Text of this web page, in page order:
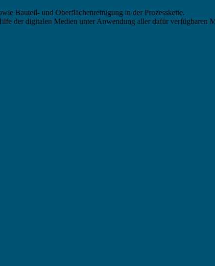
Bauteil- und Oberflächenreinigung in der Prozesskette.
der digitalen Medien unter Anwendung aller dafür verfügbaren